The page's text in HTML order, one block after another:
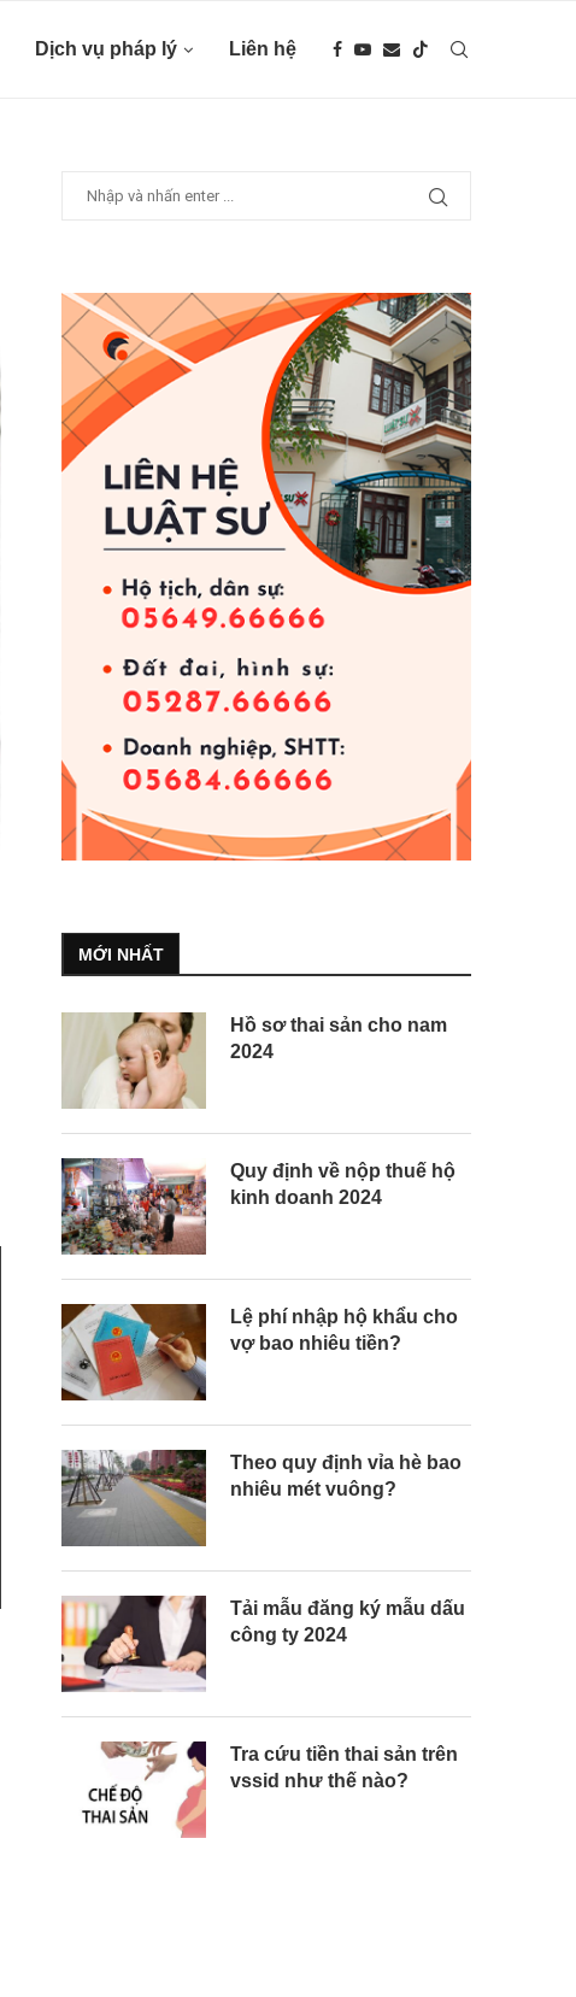
Dịch vụ pháp lý Liên hệ
MỚI NHẤT
Hồ sơ thai sản cho nam
2024
Quy định về nộp thuế hộ
kinh doanh 2024
Lệ phí nhập hộ khẩu cho
vợ bao nhiêu tiền?
Theo quy định vỉa hè bao
nhiêu mét vuông?
Tải mẫu đăng ký mẫu dấu
công ty 2024
Tra cứu tiền thai sản trên
vssid như thế nào?